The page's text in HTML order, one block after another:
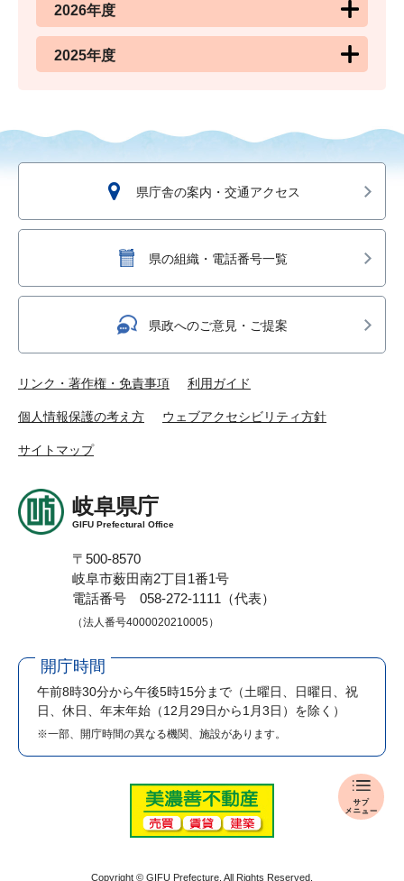
報
道
2026年度
2025年度
県庁舎の案内・交通アクセス
県の組織・電話番号一覧
県政へのご意見・ご提案
リンク・著作権・免責事項 利用ガイド
個人情報保護の考え方 ウェブアクセシビリティ方針
サイトマップ
岐阜県庁
GIFU Prefectural Office
〒500-8570
岐阜市薮田南2丁目1番1号
電話番号 058-272-1111（代表）
（法人番号4000020210005）
開庁時間
午前8時30分から午後5時15分まで （土曜日、日曜日、祝
日、休日、年末年始（12月29日から1月3日）を除く）
※一部、開庁時間の異なる機関、施設があります。
Copyright © GIFU Prefecture. All Rights Reserved.